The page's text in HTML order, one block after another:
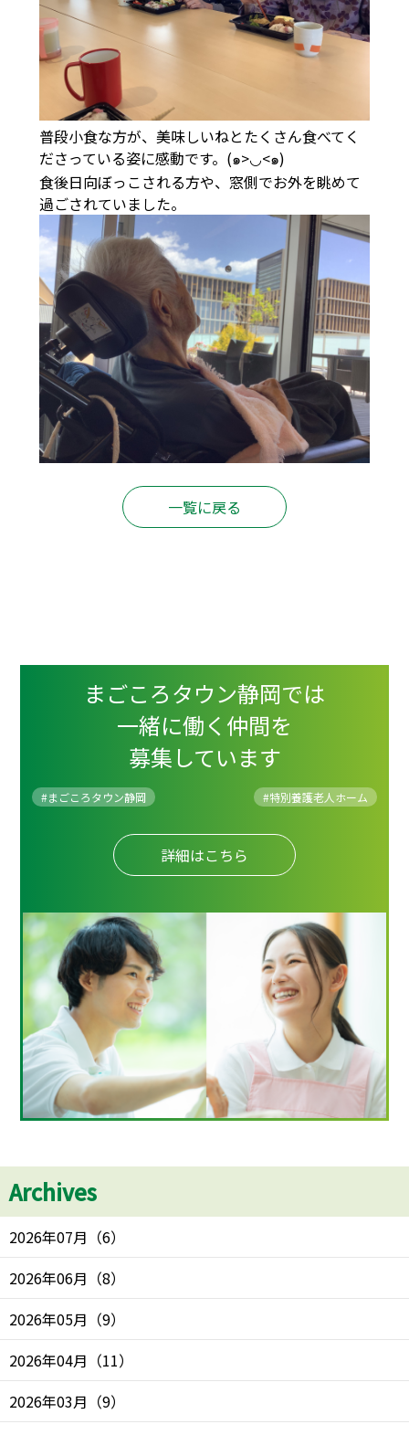
普段小食な方が、美味しいねとたくさん食べてく
ださっている姿に感動です。(๑>◡<๑)
食後日向ぼっこされる方や、窓側でお外を眺めて
過ごされていました。
一覧に戻る
まごころタウン静岡では
一緒に働く仲間を
募集しています
#まごころタウン静岡 #特別養護老人ホーム
詳細はこちら
Archives
2026年07月 （6）
2026年06月 （8）
2026年05月 （9）
2026年04月 （11）
2026年03月 （9）